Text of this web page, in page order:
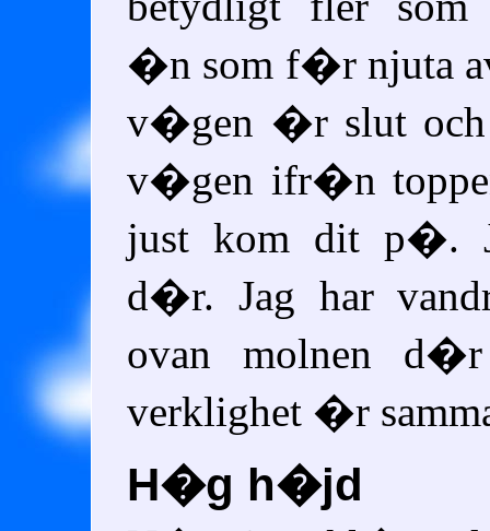
�n som f�r njuta
v�gen �r slut och
v�gen ifr�n
just kom dit p�.
d�r. Jag har
ovan molnen
verklighet �r
H�g h�jd